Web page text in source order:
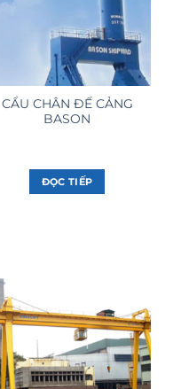
CẨU CHÂN ĐẾ CẢNG
BASON
ĐỌC TIẾP